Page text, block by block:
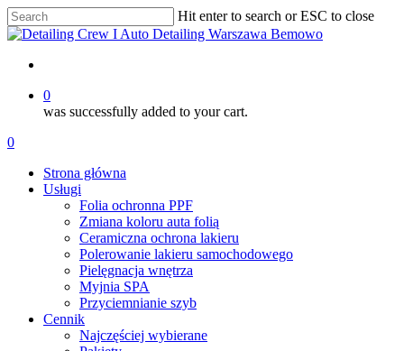
Skip
to
content
Hit enter to search or ESC to close
Close
0
was successfully added to your cart.
Menu
account
0
Strona główna
Usługi
Folia ochronna PPF
Zmiana koloru auta folią
Ceramiczna ochrona lakieru
Polerowanie lakieru samochodowego
Pielęgnacja wnętrza
Myjnia SPA
Przyciemnianie szyb
Cennik
Najczęściej wybierane